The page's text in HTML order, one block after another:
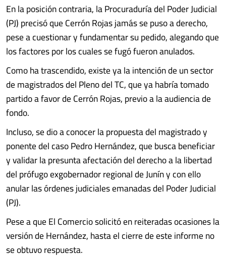
En la posición contraria, la Procuraduría del Poder Judicial
(PJ) precisó que Cerrón Rojas jamás se puso a derecho,
pese a cuestionar y fundamentar su pedido, alegando que
los factores por los cuales se fugó fueron anulados.
Como ha trascendido, existe ya la intención de un sector
de magistrados del Pleno del TC, que ya habría tomado
partido a favor de Cerrón Rojas, previo a la audiencia de
fondo.
Incluso, se dio a conocer la propuesta del magistrado y
ponente del caso Pedro Hernández, que busca beneficiar
y validar la presunta afectación del derecho a la libertad
del prófugo exgobernador regional de Junín y con ello
anular las órdenes judiciales emanadas del Poder Judicial
(PJ).
Pese a que El Comercio solicitó en reiteradas ocasiones la
versión de Hernández, hasta el cierre de este informe no
se obtuvo respuesta.